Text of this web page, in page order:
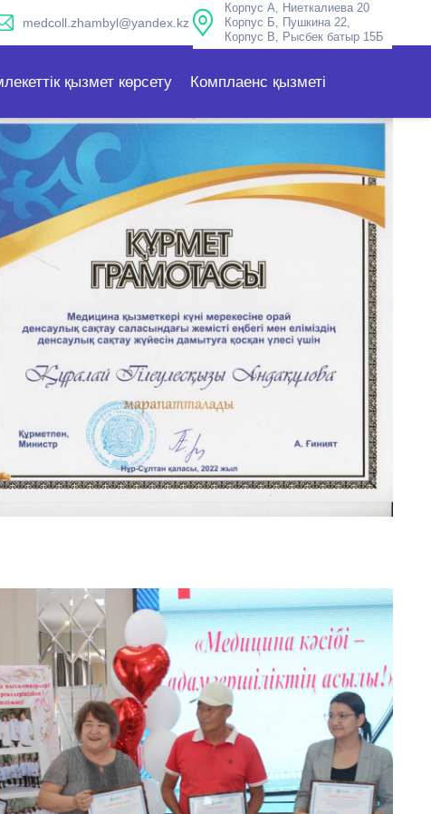
medcoll.zhambyl@yandex.kz
Корпус А, Ниеткалиева 20
Корпус Б, Пушкина 22,
Корпус В, Рысбек батыр 15Б
қызмет көрсету Комплаенс қызметі